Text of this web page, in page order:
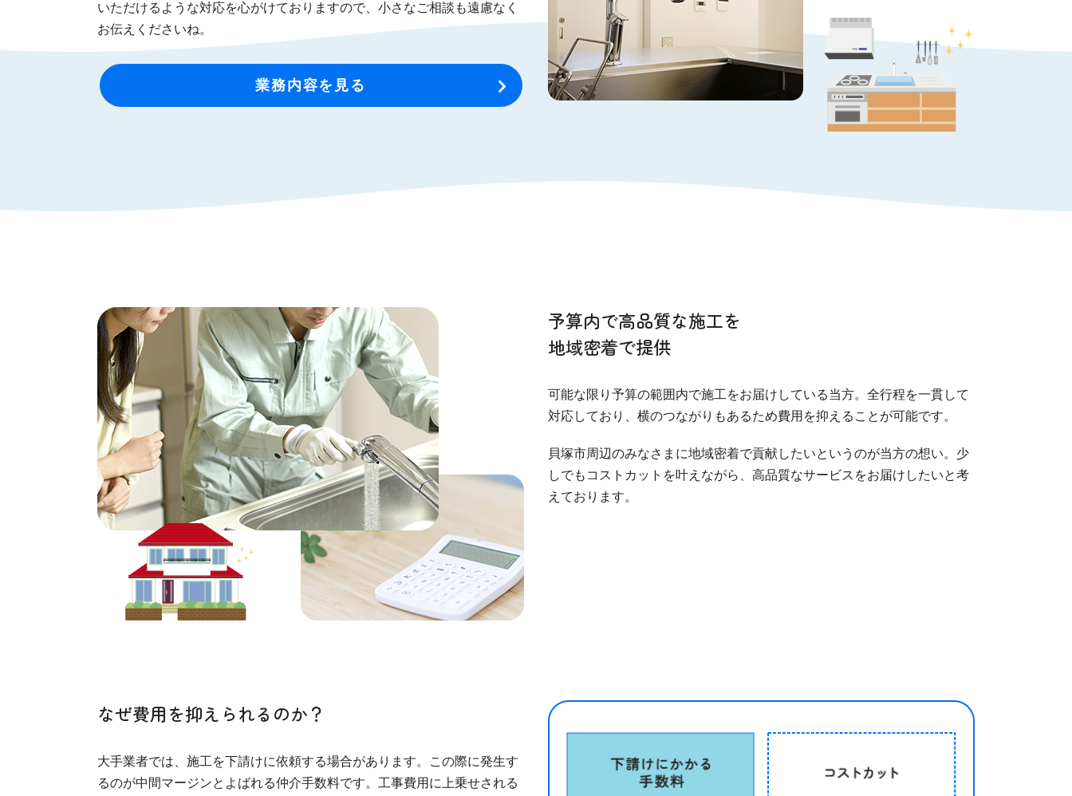
いただけるような対応を心がけておりますので、小さなご相談も遠慮なく
お伝えくださいね。
業務内容を見る
予算内で高品質な施工を
地域密着で提供
可能な限り予算の範囲内で施工をお届けしている当方。全行程を一貫して
対応しており、横のつながりもあるため費用を抑えることが可能です。
貝塚市周辺のみなさまに地域密着で貢献したいというのが当方の想い。少
しでもコストカットを叶えながら、高品質なサービスをお届けしたいと考
えております。
なぜ費用を抑えられるのか？
大手業者では、施工を下請けに依頼する場合があります。この際に発生す
るのが中間マージンとよばれる仲介手数料です。工事費用に上乗せされる